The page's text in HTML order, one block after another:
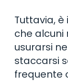
Tuttavia,
che
usurarsi
staccarsi
frequente